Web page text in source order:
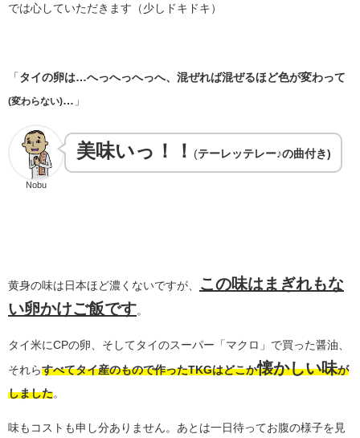
では心していただきます（少しドキドキ）
「 タイの卵は…へっへっへっへ、混ぜれば混ぜるほど色が変わって
(変わらない)… 」
Nobu
美味いっ！！ (テーレッテレー♪の曲付き)
黄身の味は日本ほど濃くないですが、
この味はまぎれもな
い卵かけご飯です
タイ米にCPの卵、そしてタイのスーパー「マクロ」で買った醤油、
それらすべてタイ産のもので作ったTKGはどこか懐かしい味が
しました
味もコストも申し分ありません。あとは一日待ってお腹の様子を見